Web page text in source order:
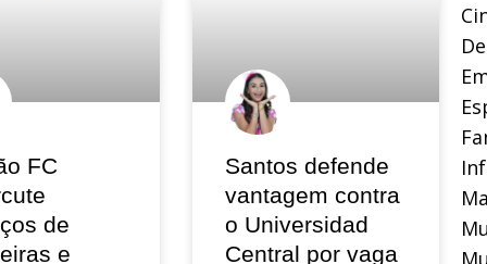
FC
de
e
Santos defende
vantagem contra
o Universidad
Central por vaga